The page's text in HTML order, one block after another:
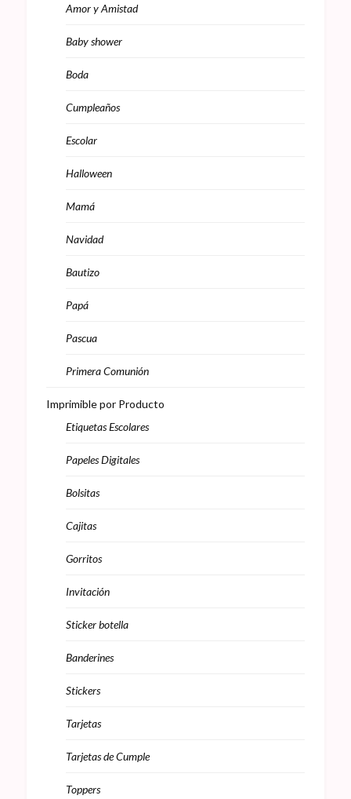
Amor y Amistad
Baby shower
Boda
Cumpleaños
Escolar
Halloween
Mamá
Navidad
Bautizo
Papá
Pascua
Primera Comunión
Imprimible por Producto
Etiquetas Escolares
Papeles Digitales
Bolsitas
Cajitas
Gorritos
Invitación
Sticker botella
Banderines
Stickers
Tarjetas
Tarjetas de Cumple
Toppers